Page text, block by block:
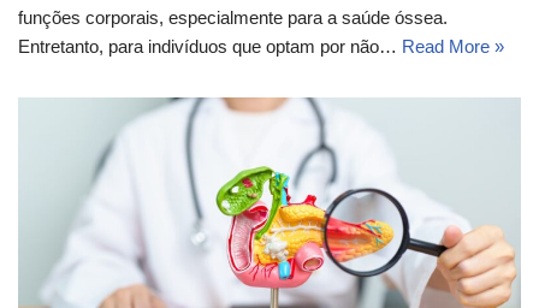
funções corporais, especialmente para a saúde óssea.
Entretanto, para indivíduos que optam por não… Read More »